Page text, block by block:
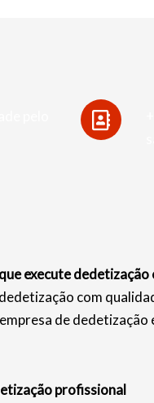
execute dedetização
com
de
profissional